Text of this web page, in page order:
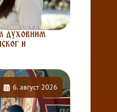
духовним
и
6. август 2026